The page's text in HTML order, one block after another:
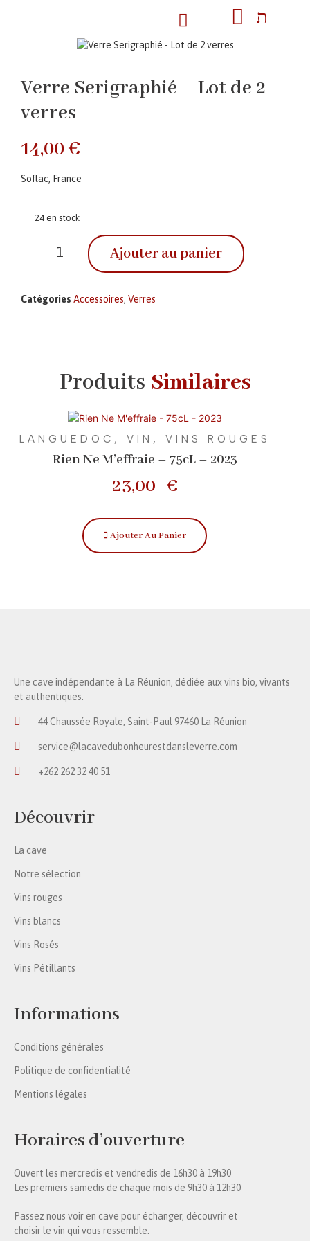
Verre Serigraphié – Lot de 2
verres
14,00€
Soflac, France
24 en stock
Ajouter au panier
Catégories Accessoires, Verres
Produits Similaires
LANGUEDOC , VIN , VINS ROUGES
Rien Ne M’effraie – 75cL – 2023
23,00 €
Ajouter Au Panier
Une cave indépendante à La Réunion, dédiée aux vins bio, vivants
et authentiques.
44 Chaussée Royale, Saint-Paul 97460 La Réunion
service@lacavedubonheurestdansleverre.com
+262 262 32 40 51
Découvrir
La cave
Notre sélection
Vins rouges
Vins blancs
Vins Rosés
Vins Pétillants
Informations
Conditions générales
Politique de confidentialité
Mentions légales
Horaires d’ouverture
Ouvert les mercredis et vendredis de 16h30 à 19h30
Les premiers samedis de chaque mois de 9h30 à 12h30
Passez nous voir en cave pour échanger, découvrir et
choisir le vin qui vous ressemble.